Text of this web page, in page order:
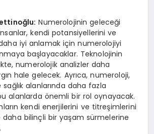
Numerolojinin geleceği
kendi potansiyellerini ve
iyi anlamak için numerolojiyi
başlayacaklar. Teknolojinin
numerolojik analizler daha
hale gelecek. Ayrıca, numeroloji,
alanlarında daha fazla
alanlarda önemli bir rol oynayacak.
kendi enerjilerini ve titreşimlerini
daha bilinçli bir yaşam sürmelerine